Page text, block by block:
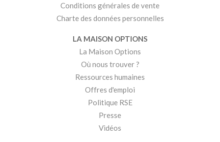
Conditions générales de vente
Charte des données personnelles
LA MAISON OPTIONS
La Maison Options
Où nous trouver ?
Ressources humaines
Offres d'emploi
Politique RSE
Presse
Vidéos